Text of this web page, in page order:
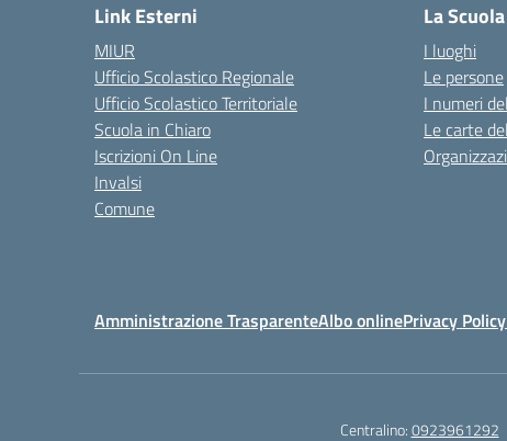
Link Esterni
MIUR
Ufficio Scolastico Regionale
Ufficio Scolastico Territoriale
Scuola in Chiaro
Iscrizioni On Line
Invalsi
Comune
La Scuola
I luoghi
Le persone
I numeri
Le carte
Amministrazione TrasparenteAlbo onlinePrivacy Policy
Centralino:0923961292